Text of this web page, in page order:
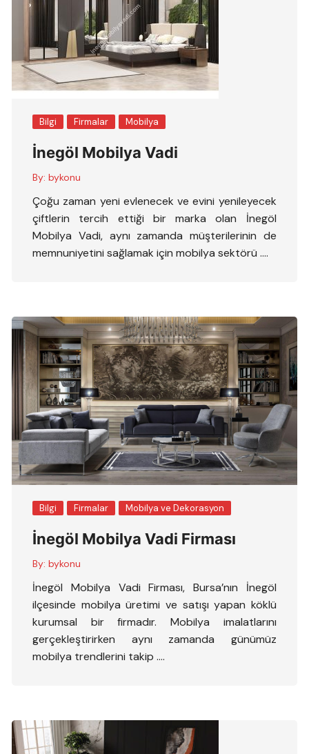
Bilgi Firmalar Mobilya
İnegöl Mobilya Vadi
By: bykonu
Çoğu zaman yeni evlenecek ve evini yenileyecek
çiftlerin tercih ettiği bir marka olan İnegöl
Mobilya Vadi, aynı zamanda müşterilerinin de
memnuniyetini sağlamak için mobilya sektörü ….
Bilgi Firmalar Mobilya ve Dekorasyon
İnegöl Mobilya Vadi Firması
By: bykonu
İnegöl Mobilya Vadi Firması, Bursa’nın İnegöl
ilçesinde mobilya üretimi ve satışı yapan köklü
kurumsal bir firmadır. Mobilya imalatlarını
gerçekleştirirken aynı zamanda günümüz
mobilya trendlerini takip ….